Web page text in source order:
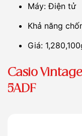
Máy: Điện tử
Khả năng
Giá:
Casio
5ADF